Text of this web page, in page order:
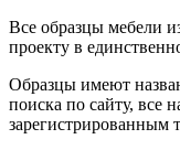
Все образцы мебели
проекту в
Образцы имеют
поиска по сайту, все
зарегистрированным